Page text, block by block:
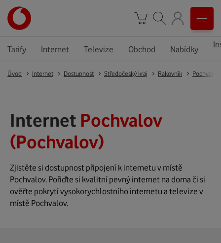
Tarify Internet Televize Obchod Nabídky
Úvod Internet Dostupnost Středočeský kraj Rakovník Pochvalov
Internet Pochvalov
(Pochvalov)
Zjistěte si dostupnost připojení k internetu v místě
Pochvalov. Pořiďte si kvalitní pevný internet na doma či si
ověřte pokrytí vysokorychlostního internetu a televize v
místě Pochvalov.